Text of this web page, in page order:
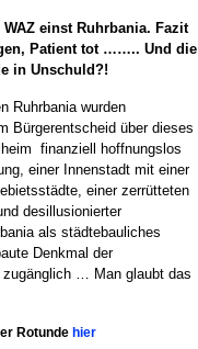
einst Ruhrbania. Fazit
Patient tot …….. Und die
in Unschuld?!
Ruhrbania wurden
Bürgerentscheid über dieses
finanziell hoffnungslos
einer Innenstadt mit einer
einer zerrütteten
desillusionierter
als städtebauliches
Denkmal der
zugänglich … Man glaubt das
Rotunde hier